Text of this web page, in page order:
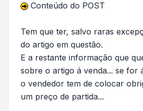
Conteúdo do POST
Tem que ter, salvo raras
do artigo em questão.
E a restante informação que
sobre o artigo á venda... se for
o vendedor tem de colocar
um preço de partida...